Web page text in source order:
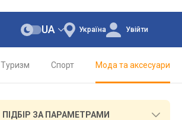
Україна
UA Увійти
Туризм Спорт Мода та аксесуари
ПІДБІР ЗА ПАРАМЕТРАМИ